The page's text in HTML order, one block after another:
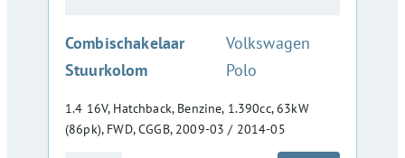
Combischakelaar
Stuurkolom
:Volkswagen
Polo
1.4 16V, Hatchback, Benzine, 1.390cc, 63kW
(86pk), FWD, CGGB, 2009-03 / 2014-05